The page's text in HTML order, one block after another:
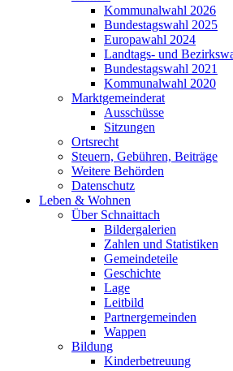
Kommunalwahl 2026
Bundestagswahl 2025
Europawahl 2024
Landtags- und
Bundestagswahl 2021
Kommunalwahl 2020
Marktgemeinderat
Ausschüsse
Sitzungen
Ortsrecht
Steuern, Gebühren, Beiträge
Weitere Behörden
Datenschutz
Leben & Wohnen
Über Schnaittach
Bildergalerien
Zahlen und Statistiken
Gemeindeteile
Geschichte
Lage
Leitbild
Partnergemeinden
Wappen
Bildung
Kinderbetreuung